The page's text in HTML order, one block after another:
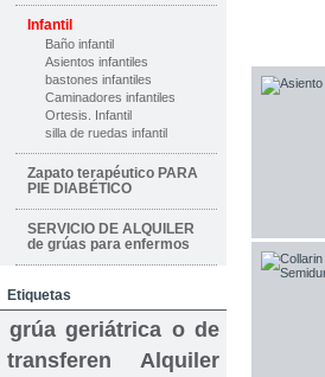
Infantil
Baño infantil
Asientos infantiles
bastones infantiles
Caminadores infantiles
Ortesis. Infantil
silla de ruedas infantil
Zapato terapéutico PARA
PIE DIABÉTICO
SERVICIO DE ALQUILER
de grúas para enfermos
Etiquetas
grúa geriátrica o de
transferen
Alquiler